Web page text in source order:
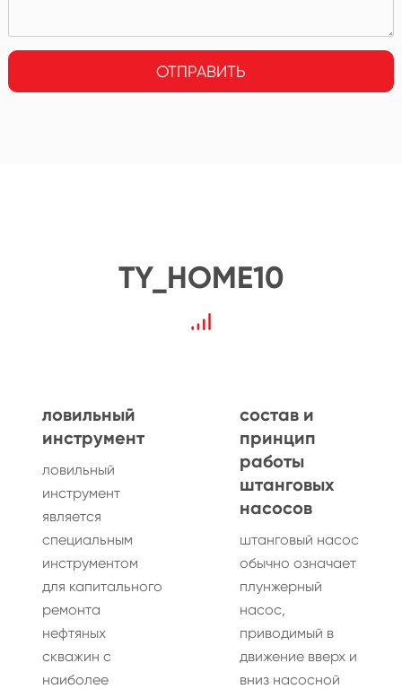
ОТПРАВИТЬ
TY_HOME10
ловильный
инструмент
ловильный
инструмент
является
специальным
инструментом
для капитального
ремонта
нефтяных
скважин с
наиболее
состав и
принцип
работы
штанговых
насосов
штанговый насос
обычно означает
плунжерный
насос,
приводимый в
движение вверх и
вниз насосной